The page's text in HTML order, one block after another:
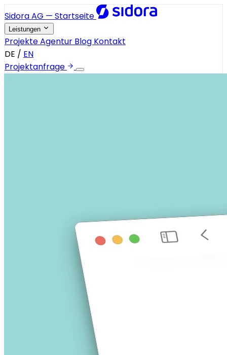
Sidora AG — Startseite
Leistungen
ProjekteAgentur Blog Kontakt
DE / EN
Projektanfrage